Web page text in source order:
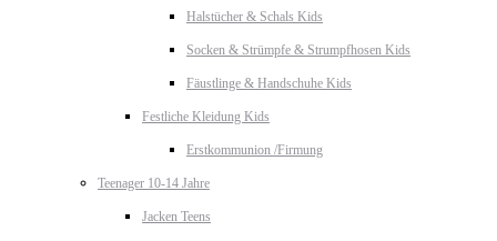
Halstücher & Schals Kids
Socken & Strümpfe & Strumpfhosen Kids
Fäustlinge & Handschuhe Kids
Festliche Kleidung Kids
Erstkommunion /Firmung
Teenager 10-14 Jahre
Jacken Teens